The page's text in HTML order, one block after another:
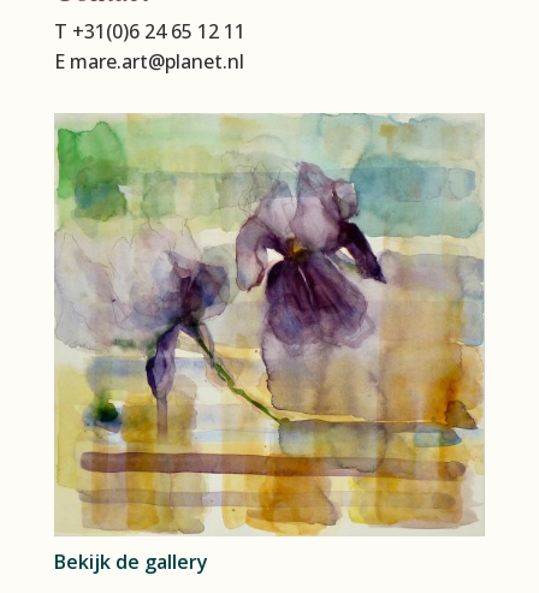
T +31(0)6 24 65 12 11
E mare.art@planet.nl
Bekijk de gallery